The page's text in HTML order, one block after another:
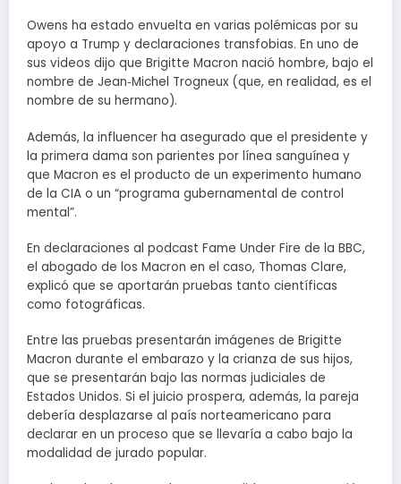
Owens ha estado envuelta en varias polémicas por su
apoyo a Trump y declaraciones transfobias. En uno de
sus videos dijo que Brigitte Macron nació hombre, bajo el
nombre de Jean‑Michel Trogneux (que, en realidad, es el
nombre de su hermano).
Además, la influencer ha asegurado que el presidente y
la primera dama son parientes por línea sanguínea y
que Macron es el producto de un experimento humano
de la CIA o un “programa gubernamental de control
mental”.
En declaraciones al podcast Fame Under Fire de la BBC,
el abogado de los Macron en el caso, Thomas Clare,
explicó que se aportarán pruebas tanto científicas
como fotográficas.
Entre las pruebas presentarán imágenes de Brigitte
Macron durante el embarazo y la crianza de sus hijos,
que se presentarán bajo las normas judiciales de
Estados Unidos. Si el juicio prospera, además, la pareja
debería desplazarse al país norteamericano para
declarar en un proceso que se llevaría a cabo bajo la
modalidad de jurado popular.